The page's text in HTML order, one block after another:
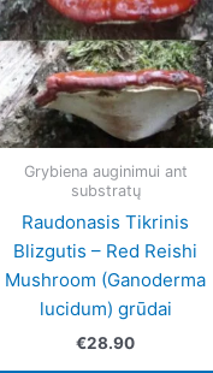
Grybiena auginimui ant
substratų
Raudonasis Tikrinis
Blizgutis – Red Reishi
Mushroom (Ganoderma
lucidum) grūdai
€28.90